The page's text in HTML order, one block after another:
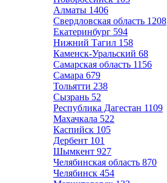
Алматы 1406
Свердловская область 1208
Екатеринбург 594
Нижний Тагил 158
Каменск-Уральский 68
Самарская область 1156
Самара 679
Тольятти 238
Сызрань 52
Республика Дагестан 1109
Махачкала 522
Каспийск 105
Дербент 101
Шымкент 927
Челябинская область 870
Челябинск 454